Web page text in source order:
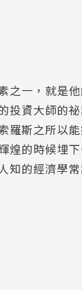
之一，就是
投資大師的
羅斯之所以
煌的時候埋
知的經濟學